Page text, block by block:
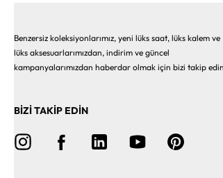
Benzersiz koleksiyonlarımız, yeni lüks saat, lüks kalem ve
lüks aksesuarlarımızdan, indirim ve güncel
kampanyalarımızdan haberdar olmak için bizi takip
BİZİ TAKİP EDİN